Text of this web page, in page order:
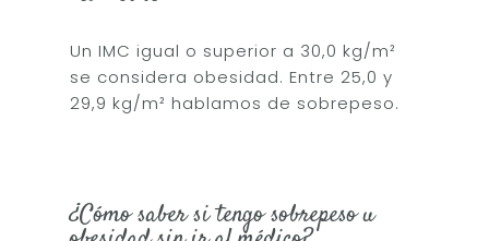
Un IMC igual o superior a 30,0 kg/m²
se considera obesidad. Entre 25,0 y
29,9 kg/m² hablamos de sobrepeso.
¿Cómo saber si tengo sobrepeso u